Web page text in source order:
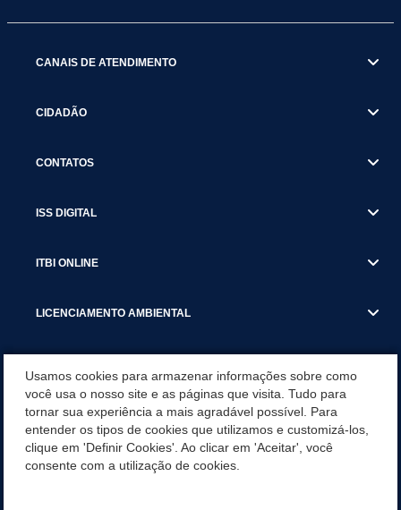
CANAIS DE ATENDIMENTO
CIDADÃO
CONTATOS
ISS DIGITAL
ITBI ONLINE
LICENCIAMENTO AMBIENTAL
SERVIÇOS
SERVIÇOS DO DEPARTAMENTO DE RECEITA MUNICIPAL
Usamos cookies para armazenar informações sobre como
você usa o nosso site e as páginas que visita. Tudo para
tornar sua experiência a mais agradável possível. Para
entender os tipos de cookies que utilizamos e customizá-los,
clique em 'Definir Cookies'. Ao clicar em 'Aceitar', você
consente com a utilização de cookies.